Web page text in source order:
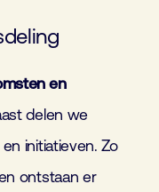
en
delen we
initiatieven. Zo
ontstaan er